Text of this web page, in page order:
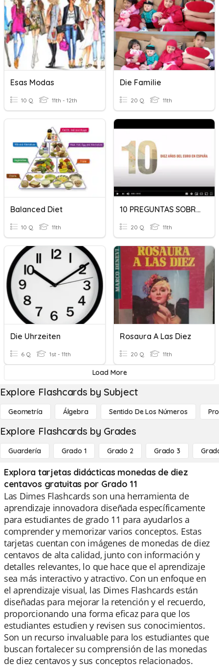
Esas Modas
10 Q 11th - 12th
Die Familie
20 Q 11th
Balanced Diet
10 Q 11th
10 PREGUNTAS SOBRE EL EURO
20 Q 11th
Die Uhrzeiten
6 Q 1st - 11th
Rosaura A Las Diez
20 Q 11th
Load More
Explore Flashcards by Subject
Geometría Álgebra Sentido De Los Números
Explore Flashcards by Grades
Guardería Grado 1 Grado 2 Grado 3
Explora tarjetas didácticas monedas de diez
centavos gratuitas por Grado 11
Las Dimes Flashcards son una herramienta de
aprendizaje innovadora diseñada específicamente
para estudiantes de grado 11 para ayudarlos a
comprender y memorizar varios conceptos. Estas
tarjetas cuentan con imágenes de monedas de diez
centavos de alta calidad, junto con información y
detalles relevantes, lo que hace que el aprendizaje
sea más interactivo y atractivo. Con un enfoque en
el aprendizaje visual, las Dimes Flashcards están
diseñadas para mejorar la retención y el recuerdo,
proporcionando una forma eficaz para que los
estudiantes estudien y revisen sus conocimientos.
Son un recurso invaluable para los estudiantes que
buscan fortalecer su comprensión de las monedas
de diez centavos y sus conceptos relacionados.